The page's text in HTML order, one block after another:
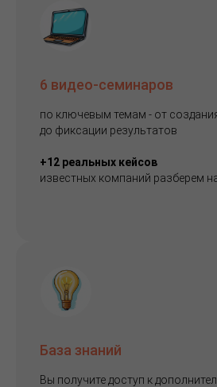
6 видео-семинаров
по ключевым темам - от
до фиксации результатов
+12 реальных кейсов
известных компаний разберем
База знаний
Вы получите доступ к